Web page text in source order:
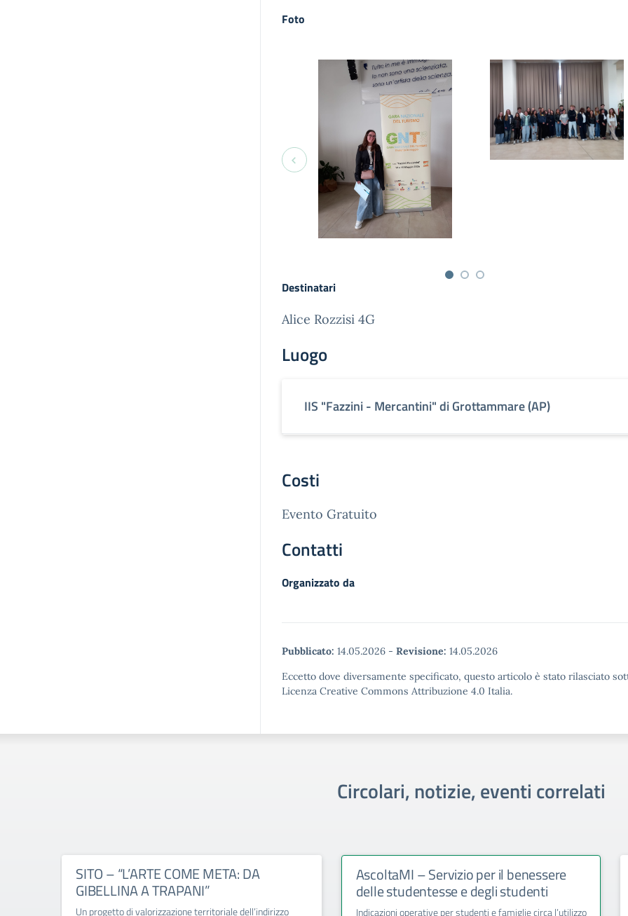
Foto
Destinatari
Alice Rozzisi 4G
Luogo
IIS "Fazzini - Mercantini" di Grottammare (AP)
Costi
Evento Gratuito
Contatti
Organizzato da
Pubblicato: 14.05.2026 - Revisione: 14.05.2026
Eccetto dove diversamente specificato, questo articolo è stato rilasciato
Licenza Creative Commons Attribuzione 4.0 Italia.
Circolari, notizie, eventi correlati
SITO – “L’ARTE COME META: DA
GIBELLINA A TRAPANI”
Un progetto di valorizzazione territoriale dell’indirizzo
AscoltaMI – Servizio per il benessere
delle studentesse e degli studenti
Indicazioni operative per studenti e famiglie circa l’utilizzo